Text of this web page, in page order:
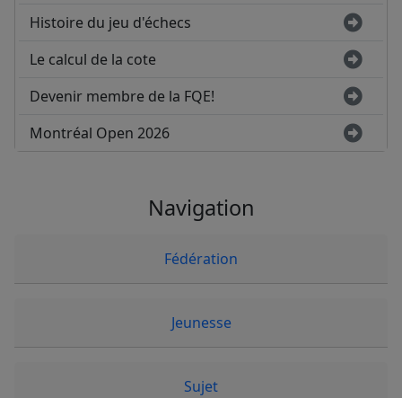
Histoire du jeu d'échecs
Le calcul de la cote
Devenir membre de la FQE!
Montréal Open 2026
Navigation
Fédération
Jeunesse
Sujet